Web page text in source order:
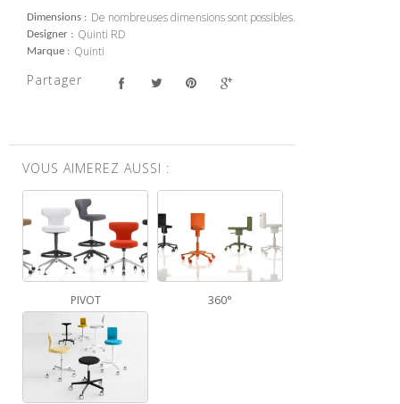
Dimensions De nombreuses dimensions sont possibles.
Designer Quinti RD
Marque Quinti
Partager
VOUS AIMEREZ AUSSI :
PIVOT 360°